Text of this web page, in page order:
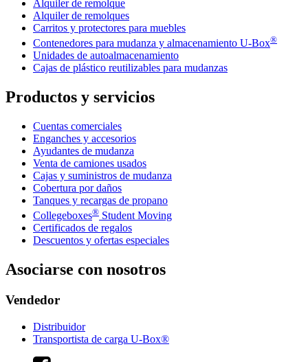
Alquiler de remolque
Alquiler de remolques
Carritos y protectores para muebles
Contenedores para mudanza y almacenamiento U-Box®
Unidades de autoalmacenamiento
Cajas de plástico reutilizables para mudanzas
Productos y servicios
Cuentas comerciales
Enganches y accesorios
Ayudantes de mudanza
Venta de camiones usados
Cajas y suministros de mudanza
Cobertura por daños
Tanques y recargas de propano
Collegeboxes® Student Moving
Certificados de regalos
Descuentos y ofertas especiales
Asociarse con nosotros
Vendedor
Distribuidor
Transportista de carga U-Box®